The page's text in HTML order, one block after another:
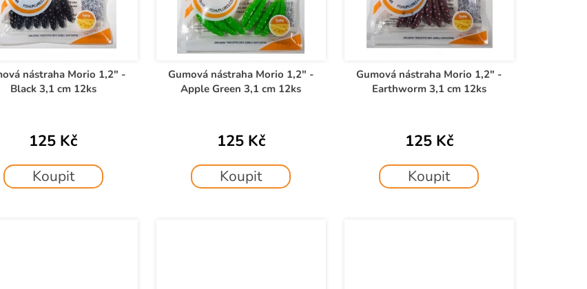
nástraha Morio 1,2" -
Black 3,1 cm 12ks
125 Kč
Koupit
Gumová nástraha Morio 1,2" -
Apple Green 3,1 cm 12ks
125 Kč
Koupit
Gumová nástraha Morio 1,2" -
Earthworm 3,1 cm 12ks
125 Kč
Koupit